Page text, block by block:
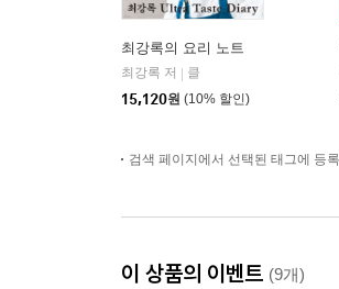
최강록의 요리 노트
최강록 저
클
15,120원 (10% 할인)
검색 페이지에서 선택된 태그에 등
이 상품의 이벤트 (9개)